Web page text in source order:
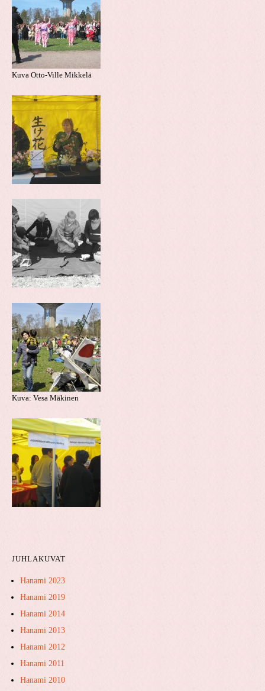
Kuva Otto-Ville Mikkelä
Kuva: Vesa Mäkinen
JUHLAKUVAT
Hanami 2023
Hanami 2019
Hanami 2014
Hanami 2013
Hanami 2012
Hanami 2011
Hanami 2010